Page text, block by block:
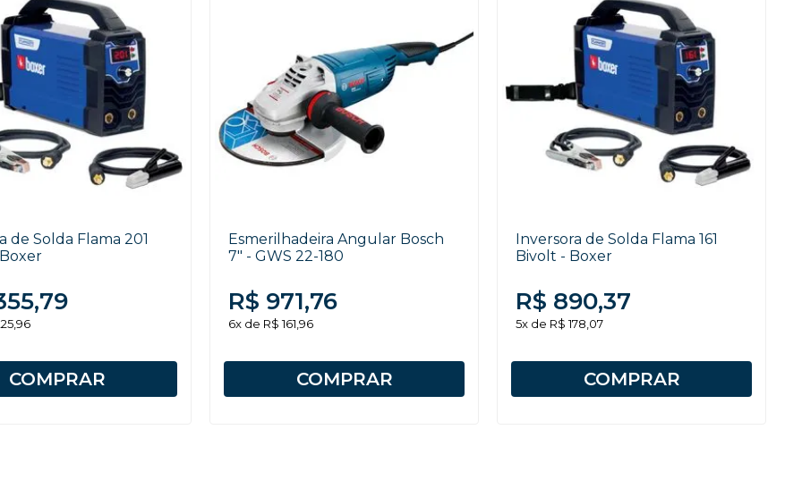
de Solda Flama 201
COMPRAR
Esmerilhadeira Angular Bosch
7" - GWS 22-180
R$ 971,76
6x de R$ 161,96
COMPRAR
Inversora de Solda Flama 161
Bivolt - Boxer
R$ 890,37
5x de R$ 178,07
COMPRAR